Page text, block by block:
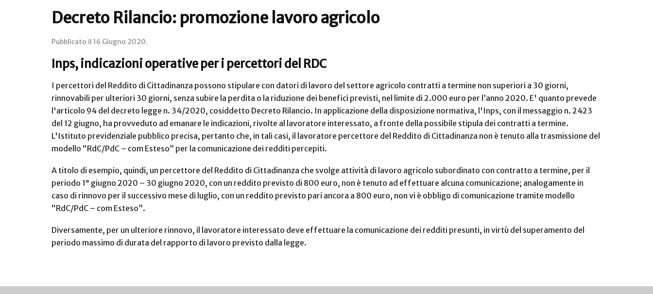
Decreto Rilancio: promozione lavoro agricolo
Pubblicato il 16 Giugno 2020.
Inps, indicazioni operative per i percettori del RDC
I percettori del Reddito di Cittadinanza possono stipulare con datori di lavoro del settore agricolo contratti a termine non superiori a 30 giorni,
rinnovabili per ulteriori 30 giorni, senza subire la perdita o la riduzione dei benefici previsti, nel limite di 2.000 euro per l’anno 2020. E' quanto prevede
l'articolo 94 del decreto legge n. 34/2020, cosiddetto Decreto Rilancio. In applicazione della disposizione normativa, l'Inps, con il messaggio n. 2423
del 12 giugno, ha provveduto ad emanare le indicazioni, rivolte al lavoratore interessato, a fronte della possibile stipula dei contratti a termine.
L'Istituto previdenziale pubblico precisa, pertanto che, in tali casi, il lavoratore percettore del Reddito di Cittadinanza non è tenuto alla trasmissione del
modello “RdC/PdC – com Esteso” per la comunicazione dei redditi percepiti.
A titolo di esempio, quindi, un percettore del Reddito di Cittadinanza che svolge attività di lavoro agricolo subordinato con contratto a termine, per il
periodo 1° giugno 2020 – 30 giugno 2020, con un reddito previsto di 800 euro, non è tenuto ad effettuare alcuna comunicazione; analogamente in
caso di rinnovo per il successivo mese di luglio, con un reddito previsto pari ancora a 800 euro, non vi è obbligo di comunicazione tramite modello
“RdC/PdC – com Esteso”.
Diversamente, per un ulteriore rinnovo, il lavoratore interessato deve effettuare la comunicazione dei redditi presunti, in virtù del superamento del
periodo massimo di durata del rapporto di lavoro previsto dalla legge.